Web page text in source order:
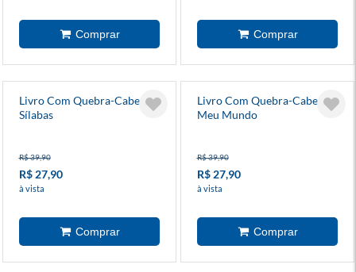
Livro Com Quebra-Cabeça
Sílabas
R$ 39,90
R$ 27,90
à vista
Livro Com Quebra-Cabeça
Meu Mundo
R$ 39,90
R$ 27,90
à vista